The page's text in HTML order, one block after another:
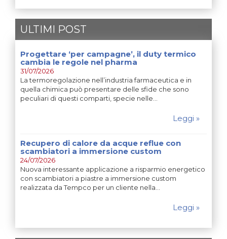
ULTIMI POST
Progettare ‘per campagne’, il duty termico
cambia le regole nel pharma
31/07/2026
La termoregolazione nell’industria farmaceutica e in
quella chimica può presentare delle sfide che sono
peculiari di questi comparti, specie nelle…
Leggi »
Recupero di calore da acque reflue con
scambiatori a immersione custom
24/07/2026
Nuova interessante applicazione a risparmio energetico
con scambiatori a piastre a immersione custom
realizzata da Tempco per un cliente nella…
Leggi »